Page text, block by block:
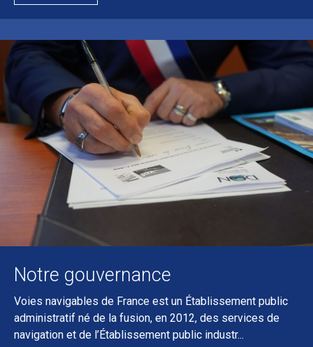
Notre gouvernance
Voies navigables de France est un Établissement public
administratif né de la fusion, en 2012, des services de
navigation et de l’Établissement public industr...